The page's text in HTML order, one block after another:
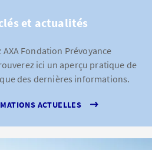
et actualités
Fondation Prévoyance
ici un aperçu pratique de
des dernières informations.
ACTUELLES